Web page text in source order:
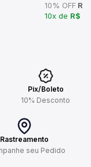
10% OFF R$
10x de R$
Pix/Boleto
10% Desconto
Rastreamento
seu Pedido